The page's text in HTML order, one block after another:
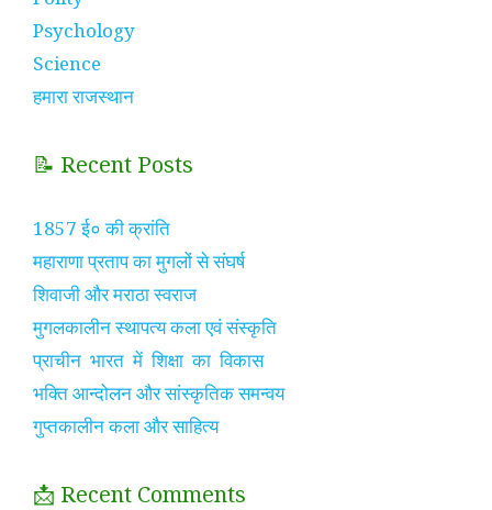
Psychology
Science
हमारा राजस्थान
📝 Recent Posts
1857 ई० की क्रांति
महाराणा प्रताप का मुगलों से संघर्ष
शिवाजी और मराठा स्वराज
मुगलकालीन स्थापत्य कला एवं संस्कृति
प्राचीन भारत में शिक्षा का विकास
भक्ति आन्दोलन और सांस्कृतिक समन्वय
गुप्तकालीन कला और साहित्य
📩 Recent Comments